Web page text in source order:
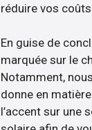
réduire vos
En guise de
marquée sur le
Notamment,
donne en
l’accent sur une